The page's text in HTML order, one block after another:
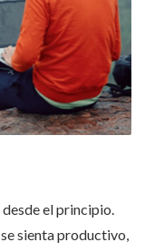
desde el principio.
sienta productivo,